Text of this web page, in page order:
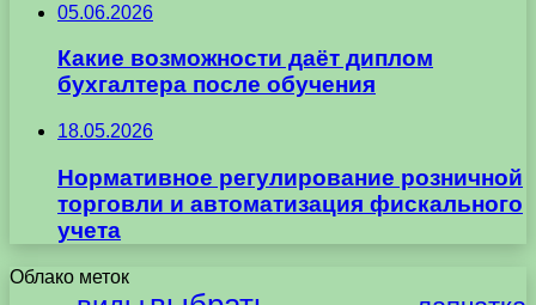
05.06.2026
Какие возможности даёт диплом
бухгалтера после обучения
18.05.2026
Нормативное регулирование розничной
торговли и автоматизация фискального
учета
Облако меток